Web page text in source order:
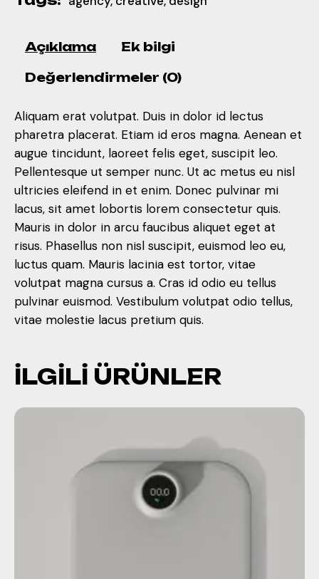
Açıklama Ek bilgi
Değerlendirmeler (0)
Aliquam erat volutpat. Duis in dolor id lectus
pharetra placerat. Etiam id eros magna. Aenean et
augue tincidunt, laoreet felis eget, suscipit leo.
Pellentesque ut semper nunc. Ut ac metus eu nisl
ultricies eleifend in et enim. Donec pulvinar mi
lacus, sit amet lobortis lorem consectetur quis.
Mauris in dolor in arcu faucibus aliquet eget at
risus. Phasellus non nisl suscipit, euismod leo eu,
luctus quam. Mauris lacinia est tortor, vitae
volutpat magna cursus a. Cras id odio eu tellus
pulvinar euismod. Vestibulum volutpat odio tellus,
vitae molestie lacus pretium quis.
İLGILI ÜRÜNLER